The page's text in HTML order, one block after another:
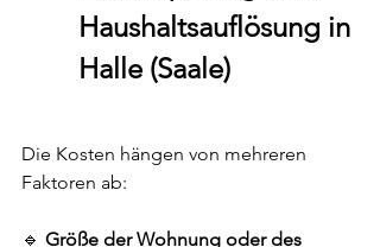
Haushaltsauflösung in
Halle (Saale)
Die Kosten hängen von mehreren
Faktoren ab:
🔹 Größe der Wohnung oder des